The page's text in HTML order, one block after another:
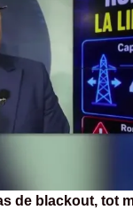
de blackout, tot